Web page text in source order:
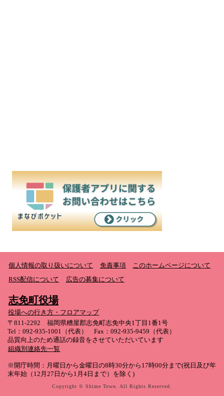
個人情報の取り扱いについて 免責事項
このホームページについて
RSS配信について
広告の募集について
志免町役場
役場への行き方・フロアマップ
〒811-2292 福岡県糟屋郡志免町志免中央1丁目1番1号
Tel：092-935-1001（代表） Fax：092-935-9459（代表）
品質向上のため通話の録音をさせていただいています
組織別連絡先一覧
※開庁時間：月曜日から金曜日の8時30分から17時00分まで(祝日及び年
末年始（12月27日から1月4日まで）を除く)
Copyright © Shime Town. All Rights Reserved.